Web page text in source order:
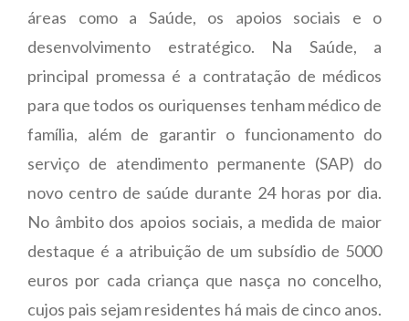
áreas como a Saúde, os apoios sociais e o
desenvolvimento estratégico. Na Saúde, a
principal promessa é a contratação de médicos
para que todos os ouriquenses tenham médico de
família, além de garantir o funcionamento do
serviço de atendimento permanente (SAP) do
novo centro de saúde durante 24 horas por dia.
No âmbito dos apoios sociais, a medida de maior
destaque é a atribuição de um subsídio de 5000
euros por cada criança que nasça no concelho,
cujos pais sejam residentes há mais de cinco anos.